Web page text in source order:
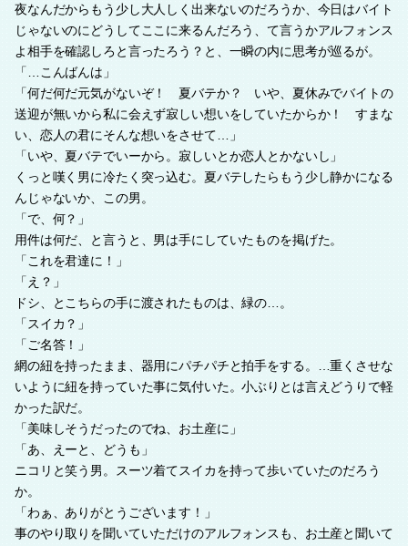
夜なんだからもう少し大人しく出来ないのだろうか、今日はバイト
じゃないのにどうしてここに来るんだろう、て言うかアルフォンス
よ相手を確認しろと言ったろう？と、一瞬の内に思考が巡るが。
「…こんばんは」
「何だ何だ元気がないぞ！ 夏バテか？ いや、夏休みでバイトの
送迎が無いから私に会えず寂しい想いをしていたからか！ すまな
い、恋人の君にそんな想いをさせて…」
「いや、夏バテでいーから。寂しいとか恋人とかないし」
くっと嘆く男に冷たく突っ込む。夏バテしたらもう少し静かになる
んじゃないか、この男。
「で、何？」
用件は何だ、と言うと、男は手にしていたものを掲げた。
「これを君達に！」
「え？」
ドシ、とこちらの手に渡されたものは、緑の…。
「スイカ？」
「ご名答！」
網の紐を持ったまま、器用にパチパチと拍手をする。…重くさせな
いように紐を持っていた事に気付いた。小ぶりとは言えどうりで軽
かった訳だ。
「美味しそうだったのでね、お土産に」
「あ、えーと、どうも」
ニコリと笑う男。スーツ着てスイカを持って歩いていたのだろう
か。
「わぁ、ありがとうございます！」
事のやり取りを聞いていただけのアルフォンスも、お土産と聞いて